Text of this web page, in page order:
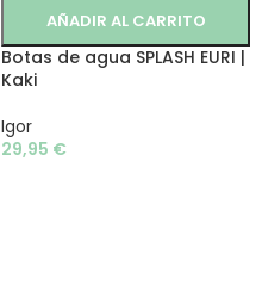
AÑADIR AL CARRITO
Botas de agua SPLASH EURI |
Kaki
Igor
29,95 €